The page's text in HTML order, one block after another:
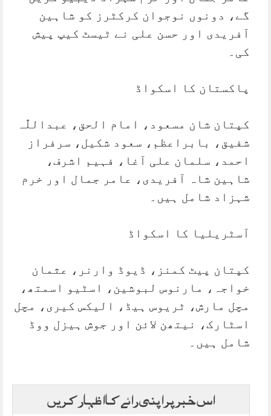
گے، دونوں نوجوان کرکٹرز کو شاہین
آفریدی اور حسن علی نے ٹیسٹ کیپ پیش
کی۔
پاکستان کا اسکواڈ
کپتان شان مسعود، امام الحق، عبداللّٰہ
شفیق، بابراعظم، سعود شکیل، سرفراز
احمد، سلمان علی آغا، فہیم اشرف،
شاہین شاہ آفریدی، عامر جمال اور خرم
شہزاد شامل ہیں۔
آسٹریلیا کا اسکواڈ
کپتان پیٹ کمنز، ڈیوڈ وارنر، عثمان
خواجہ، مارنوس لبوشین، اسٹیو اسمتھ،
مچل مارش، ٹریوس ہیڈ، الیکس کیری، مچل
اسٹارک، نیتھن لائن اور جوش ہیزل ووڈ
شامل ہیں۔
اس خبر پر اپنی رائے کا اظہار کریں